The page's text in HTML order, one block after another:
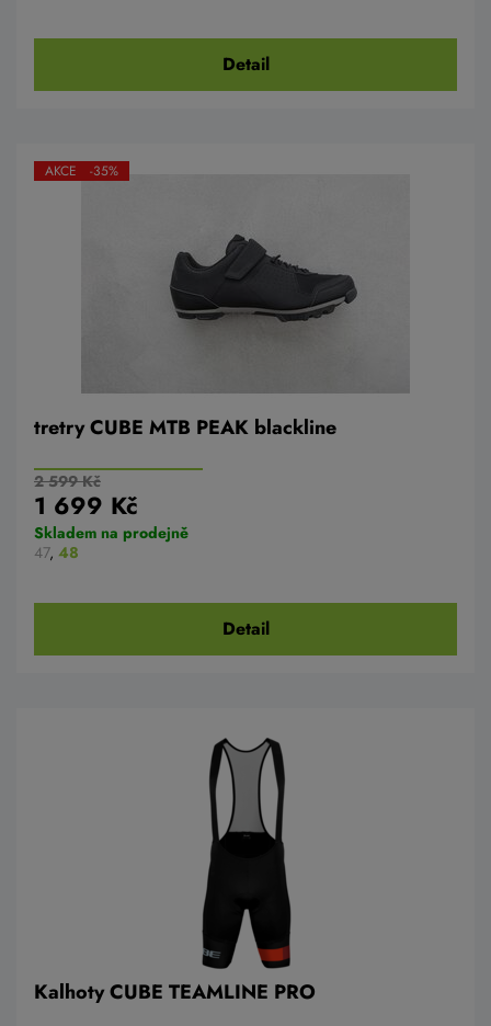
Detail
tretry CUBE MTB PEAK blackline
AKCE -35%
2 599 Kč
1 699 Kč
Skladem na prodejně
47, 48
Detail
Kalhoty CUBE TEAMLINE PRO